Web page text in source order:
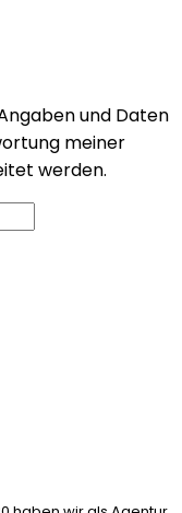
und Daten
meiner
werden.